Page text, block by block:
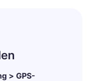
> GPS-